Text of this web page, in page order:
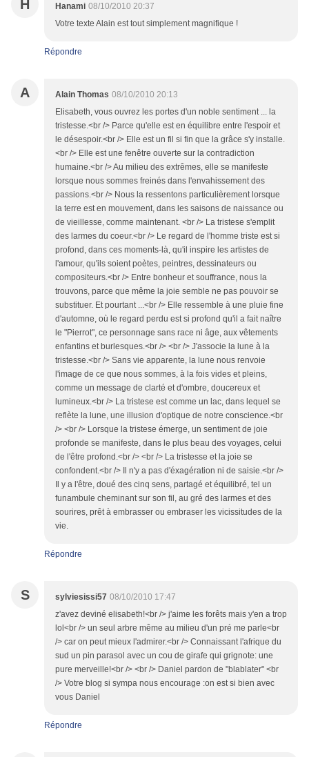
H Hanami 08/10/2010 20:37
Votre texte Alain est tout simplement magnifique !
Répondre
A Alain Thomas 08/10/2010 20:13
Elisabeth, vous ouvrez les portes d'un noble sentiment ... la
tristesse.<br /> Parce qu'elle est en équilibre entre l'espoir et
le désespoir.<br /> Elle est un fil si fin que la grâce s'y installe.
<br /> Elle est une fenêtre ouverte sur la contradiction
humaine.<br /> Au milieu des extrêmes, elle se manifeste
lorsque nous sommes freinés dans l'envahissement des
passions.<br /> Nous la ressentons particulièrement lorsque
la terre est en mouvement, dans les saisons de naissance ou
de vieillesse, comme maintenant. <br /> La tristese s'emplit
des larmes du coeur.<br /> Le regard de l'homme triste est si
profond, dans ces moments-là, qu'il inspire les artistes de
l'amour, qu'ils soient poètes, peintres, dessinateurs ou
compositeurs.<br /> Entre bonheur et souffrance, nous la
trouvons, parce que même la joie semble ne pas pouvoir se
substituer. Et pourtant ...<br /> Elle ressemble à une pluie fine
d'automne, où le regard perdu est si profond qu'il a fait naître
le "Pierrot", ce personnage sans race ni âge, aux vêtements
enfantins et burlesques.<br /> <br /> J'associe la lune à la
tristesse.<br /> Sans vie apparente, la lune nous renvoie
l'image de ce que nous sommes, à la fois vides et pleins,
comme un message de clarté et d'ombre, doucereux et
lumineux.<br /> La tristese est comme un lac, dans lequel se
reflète la lune, une illusion d'optique de notre conscience.<br
/> <br /> Lorsque la tristese émerge, un sentiment de joie
profonde se manifeste, dans le plus beau des voyages, celui
de l'être profond.<br /> <br /> La tristesse et la joie se
confondent.<br /> Il n'y a pas d'éxagération ni de saisie.<br />
Il y a l'être, doué des cinq sens, partagé et équilibré, tel un
funambule cheminant sur son fil, au gré des larmes et des
sourires, prêt à embrasser ou embraser les vicissitudes de la
vie.
Répondre
S sylviesissi57 08/10/2010 17:47
z'avez deviné elisabeth!<br /> j'aime les forêts mais y'en a trop
lol<br /> un seul arbre même au milieu d'un pré me parle<br
/> car on peut mieux l'admirer.<br /> Connaissant l'afrique du
sud un pin parasol avec un cou de girafe qui grignote: une
pure merveille!<br /> <br /> Daniel pardon de "blablater" <br
/> Votre blog si sympa nous encourage :on est si bien avec
vous Daniel
Répondre